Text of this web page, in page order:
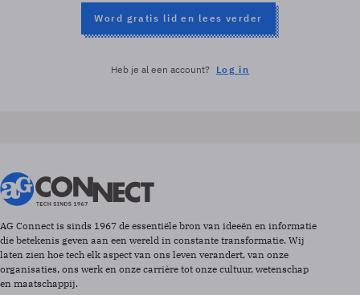
Word gratis lid en lees verder
Heb je al een account? Log in
AG Connect is sinds 1967 de essentiële bron van ideeën en informatie
die betekenis geven aan een wereld in constante transformatie. Wij
laten zien hoe tech elk aspect van ons leven verandert, van onze
organisaties, ons werk en onze carrière tot onze cultuur, wetenschap
en maatschappij.